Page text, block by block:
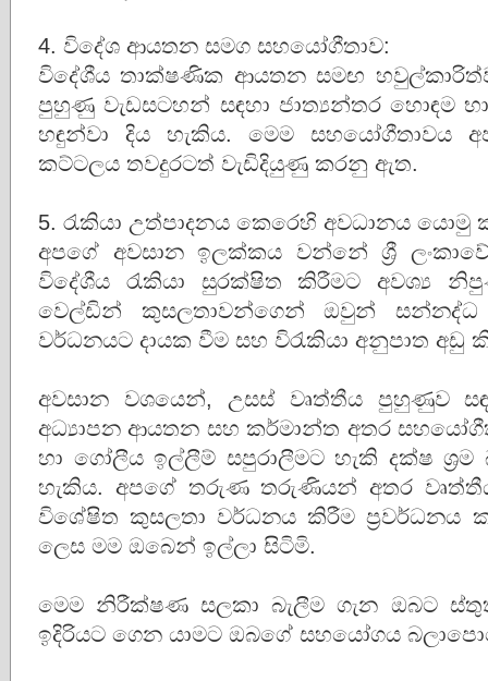
4. විදේශ ආයතන සමග සහයෝගීතාව:
විදේශීය තාක්ෂණික ආයතන සමඟ
පුහුණු වැඩසටහන් සඳහා ජාත්‍යන්තර හොඳම
හඳුන්වා දිය හැකිය. මෙම සහයෝගීතාවය
කට්ටලය තවදුරටත් වැඩිදියුණු කරනු ඇත.
5. රැකියා උත්පාදනය කෙරෙහි අවධානය
අපගේ අවසාන ඉලක්කය වන්නේ ශ්‍රී
විදේශීය රැකියා සුරක්ෂිත කිරීමට අවශ්‍ය
වෙල්ඩින් කුසලතාවන්ගෙන් ඔවුන්
වර්ධනයට දායක වීම සහ විරැකියා අනුපාත අඩු
අවසාන වශයෙන්, උසස් වෘත්තීය පුහුණුව
අධ්‍යාපන ආයතන සහ කර්මාන්ත අතර
හා ගෝලීය ඉල්ලීම් සපුරාලීමට හැකි දක්ෂ
හැකිය. අපගේ තරුණ තරුණියන් අතර
විශේෂිත කුසලතා වර්ධනය කිරීම ප්‍රවර්ධනය
ලෙස මම ඔබෙන් ඉල්ලා සිටිමි.
මෙම නිරීක්ෂණ සලකා බැලීම ගැන ඔබට
ඉදිරියට ගෙන යාමට ඔබගේ සහයෝගය